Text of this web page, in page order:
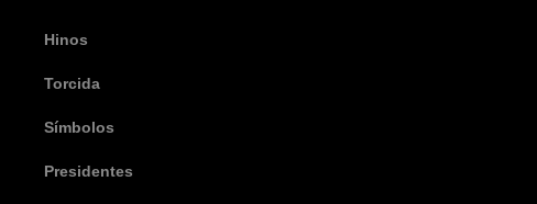
Hinos
Torcida
Símbolos
Presidentes